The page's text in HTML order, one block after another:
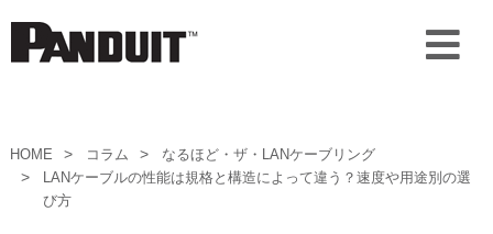
HOME コラム
なるほど・ザ・LANケーブリング
LANケーブルの性能は規格と構造によって違う？速度や用途別の選
び方